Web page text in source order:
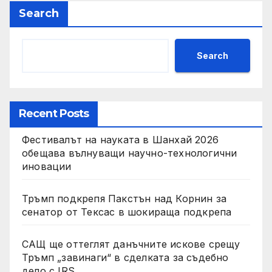
Search
Search
Recent Posts
Фестивалът на науката в Шанхай 2026
обещава вълнуващи научно-технологични
иновации
Тръмп подкрепя Пакстън над Корнин за
сенатор от Тексас в шокираща подкрепа
САЩ ще оттеглят данъчните искове срещу
Тръмп „завинаги“ в сделката за съдебно